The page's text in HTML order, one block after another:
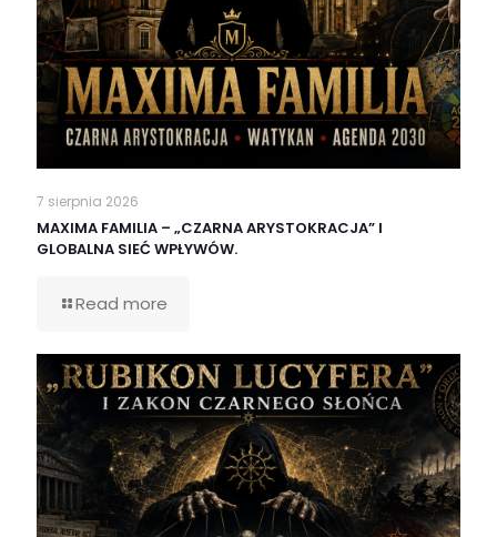
7 sierpnia 2026
MAXIMA FAMILIA – „CZARNA ARYSTOKRACJA” I
GLOBALNA SIEĆ WPŁYWÓW.
Read more